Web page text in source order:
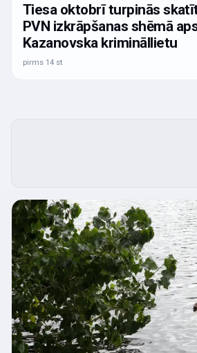
Tiesa oktobrī turpinās
PVN izkrāpšanas shēmā
Kazanovska krimināllietu
pirms 14 st